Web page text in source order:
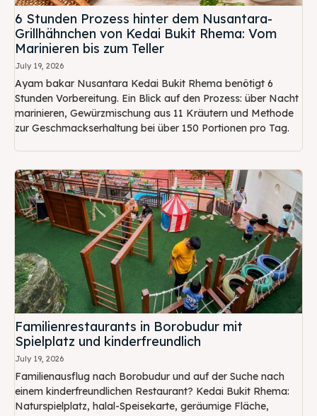
6 Stunden Prozess hinter dem Nusantara-
Grillhähnchen von Kedai Bukit Rhema: Vom
Marinieren bis zum Teller
July 19, 2026
Ayam bakar Nusantara Kedai Bukit Rhema benötigt 6
Stunden Vorbereitung. Ein Blick auf den Prozess: über Nacht
marinieren, Gewürzmischung aus 11 Kräutern und Methode
zur Geschmackserhaltung bei über 150 Portionen pro Tag.
Familienrestaurants in Borobudur mit
Spielplatz und kinderfreundlich
July 19, 2026
Familienausflug nach Borobudur und auf der Suche nach
einem kinderfreundlichen Restaurant? Kedai Bukit Rhema:
Naturspielplatz, halal-Speisekarte, geräumige Fläche,